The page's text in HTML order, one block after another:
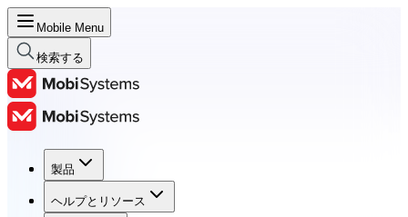
Mobile Menu
検索する
製品
ヘルプとリソース
製品
ヘルプとリソース